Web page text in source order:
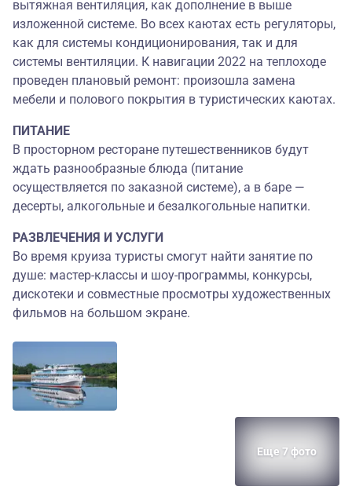
вытяжная вентиляция, как дополнение в выше
изложенной системе. Во всех каютах есть регуляторы,
как для системы кондиционирования, так и для
системы вентиляции. К навигации 2022 на теплоходе
проведен плановый ремонт: произошла замена
мебели и полового покрытия в туристических каютах.
ПИТАНИЕ
В просторном ресторане путешественников будут
ждать разнообразные блюда (питание
осуществляется по заказной системе), а в баре —
десерты, алкогольные и безалкогольные напитки.
РАЗВЛЕЧЕНИЯ И УСЛУГИ
Во время круиза туристы смогут найти занятие по
душе: мастер-классы и шоу-программы, конкурсы,
дискотеки и совместные просмотры художественных
фильмов на большом экране.
Еще 7 фото